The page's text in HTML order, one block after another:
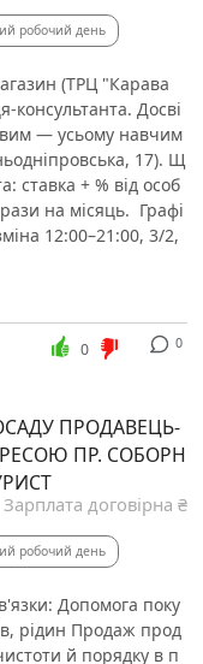
робочий день
(ТРЦ "Карава
консультанта. Досві
— усьому навчим
17). Щ
ставка + % від особ
на місяць. ️ Графі
12:00–21:00, 3/2,
0
0
ПРОДАВЕЦЬ-
ПР. СОБОРН
Зарплата договірна ₴
робочий день
Допомога поку
рідин Продаж прод
й порядку в п